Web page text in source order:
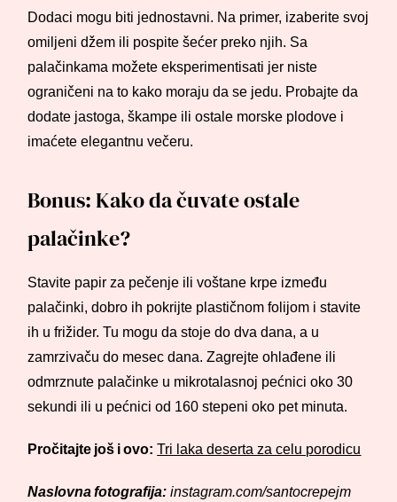
Dodaci mogu biti jednostavni. Na primer, izaberite svoj
omiljeni džem ili pospite šećer preko njih. Sa
palačinkama možete eksperimentisati jer niste
ograničeni na to kako moraju da se jedu. Probajte da
dodate jastoga, škampe ili ostale morske plodove i
imaćete elegantnu večeru.
Bonus: Kako da čuvate ostale
palačinke?
Stavite papir za pečenje ili voštane krpe između
palačinki, dobro ih pokrijte plastičnom folijom i stavite
ih u frižider. Tu mogu da stoje do dva dana, a u
zamrzivaču do mesec dana. Zagrejte ohlađene ili
odmrznute palačinke u mikrotalasnoj pećnici oko 30
sekundi ili u pećnici od 160 stepeni oko pet minuta.
Pročitajte još i ovo: Tri laka deserta za celu porodicu
Naslovna fotografija: instagram.com/santocrepejm